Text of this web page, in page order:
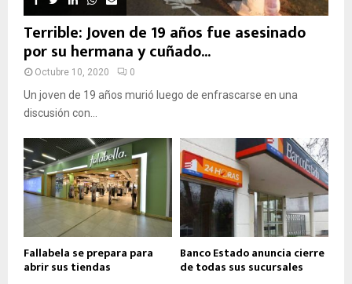
Terrible: Joven de 19 años fue asesinado
por su hermana y cuñado...
Octubre 10, 2020 0
Un joven de 19 años murió luego de enfrascarse en una
discusión con...
Fallabela se prepara para
abrir sus tiendas
Banco Estado anuncia cierre
de todas sus sucursales